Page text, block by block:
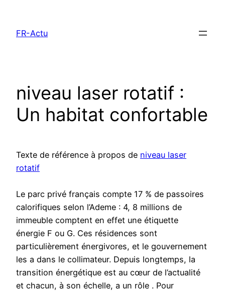
contenu
FR-Actu
niveau laser rotatif :
Un habitat confortable
Texte de référence à propos de niveau laser
rotatif
Le parc privé français compte 17 % de passoires
calorifiques selon l’Ademe : 4, 8 millions de
immeuble comptent en effet une étiquette
énergie F ou G. Ces résidences sont
particulièrement énergivores, et le gouvernement
les a dans le collimateur. Depuis longtemps, la
transition énergétique est au cœur de l’actualité
et chacun, à son échelle, a un rôle . Pour